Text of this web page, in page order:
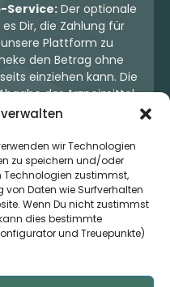
wir Technologien
zu speichern und/oder
Technologien zustimmst,
Daten wie Surfverhalten
Wenn Du nicht zustimmst
dies bestimmte
und Treuepunkte)
Service: Der optionale
Dir, die Zahlung für
Plattform zu
den Betrag ohne
einziehen kann. Die
der Arzneimittel
die jeweilige
Service stellt
dar, sondern dient
Die
Einfluss auf die
oder die Wahl der
sind rechtlich
gesetzlichen